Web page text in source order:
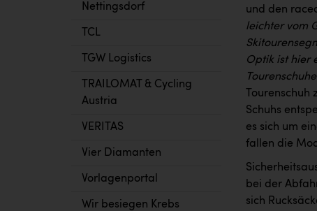
Nettingsdorf
TCL
TGW Logistics
TRAILOMAT & Cycling
Austria
VERITAS
Vier Diamanten
Vorlagenportal
Wir besiegen Krebs
und den
leichter vom
Optik ist hier
Schuhs
es sich um
fallen die
bei der
sich